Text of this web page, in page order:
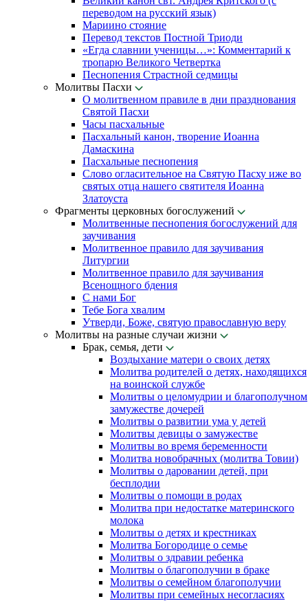
переводом на русский язык)
Мариино стояние
Перевод текстов Постной Триоди
«Егда славнии ученицы…»: Комментарий к
тропарю Великого Четвертка
Песнопения Страстной седмицы
Молитвы Пасхи
О молитвенном правиле в дни празднования
Святой Пасхи
Часы пасхальные
Пасхальный канон, творение Иоанна
Дамаскина
Пасхальные песнопения
Слово огласительное на Святую Пасху иже во
святых отца нашего святителя Иоанна
Златоуста
Фрагменты церковных богослужений
Молитвенные песнопения богослужений для
заучивания
Молитвенное правило для заучивания
Литургии
Молитвенное правило для заучивания
Всенощного бдения
С нами Бог
Тебе Бога хвалим
Утверди, Боже, святую православную веру
Молитвы на разные случаи жизни
Брак, семья, дети
Воздыхание матери о своих детях
Молитва родителей о детях, находящихся
на воинской службе
Молитвы о целомудрии и благополучном
замужестве дочерей
Молитвы о развитии ума у детей
Молитвы девицы о замужестве
Молитвы во время беременности
Молитва новобрачных (молитва Товии)
Молитвы о даровании детей, при
бесплодии
Молитвы о помощи в родах
Молитва при недостатке материнского
молока
Молитвы о детях и крестниках
Молитва Богородице о семье
Молитвы о здравии ребенка
Молитвы о благополучии в браке
Молитвы о семейном благополучии
Молитвы при семейных несогласиях